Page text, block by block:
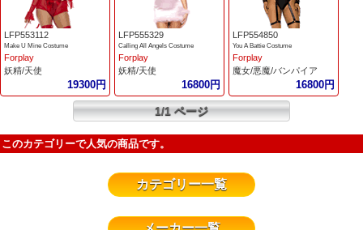
LFP553112
Make U Mine Costume
Forplay
妖精/天使
19300円
LFP555329
Calling All Angels Costume
Forplay
妖精/天使
16800円
LFP554850
You A Battie Costume
Forplay
魔女/悪魔/バンパイア
16800円
1/1 ページ
このカテゴリーで人気の商品です。
カテゴリー一覧